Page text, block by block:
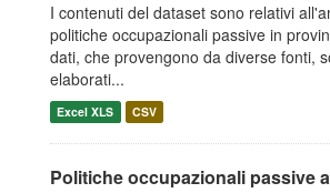
I contenuti del dataset sono relativi
politiche occupazionali passive in
dati, che provengono da diverse fonti,
elaborati...
Excel XLS CSV
Politiche occupazionali passive